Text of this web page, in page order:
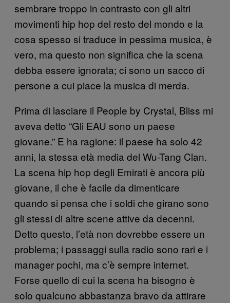
sembrare troppo in contrasto con gli altri
movimenti hip hop del resto del mondo e la
cosa spesso si traduce in pessima musica, è
vero, ma questo non significa che la scena
debba essere ignorata; ci sono un sacco di
persone a cui piace la musica di merda.
Prima di lasciare il People by Crystal, Bliss mi
aveva detto “Gli EAU sono un paese
giovane.” E ha ragione: il paese ha solo 42
anni, la stessa età media del Wu-Tang Clan.
La scena hip hop degli Emirati è ancora più
giovane, il che è facile da dimenticare
quando si pensa che i soldi che girano sono
gli stessi di altre scene attive da decenni.
Detto questo, l’età non dovrebbe essere un
problema; i passaggi sulla radio sono rari e i
manager pochi, ma c’è sempre internet.
Forse quello di cui la scena ha bisogno è
solo qualcuno abbastanza bravo da attirare